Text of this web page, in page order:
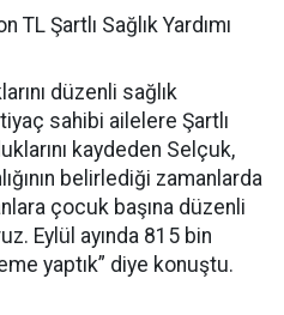
Şartlı Sağlık Yardımı
düzenli sağlık
sahibi ailelere Şartlı
kaydeden Selçuk,
belirlediği zamanlarda
çocuk başına düzenli
Eylül ayında 815 bin
yaptık” diye konuştu.